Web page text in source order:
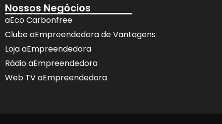
Nossos Negócios
aEco Carbonfree
Clube aEmpreendedora de Vantagens
Loja aEmpreendedora
Rádio aEmpreendedora
Web TV aEmpreendedora